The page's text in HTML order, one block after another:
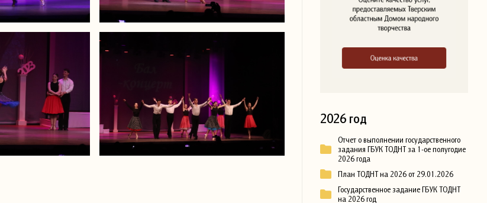
2026 год
Отчет о выполнении государственного
задания ГБУК ТОДНТ за 1-ое полугодие
2026 года
План ТОДНТ на 2026 от 29.01.2026
Государственное задание ГБУК ТОДНТ
на 2026 год